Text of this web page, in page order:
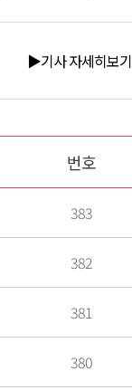
▶기사 자세히보기
번호
383
382
381
380